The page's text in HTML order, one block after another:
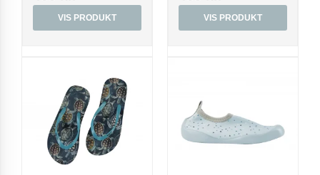
VIS PRODUKT VIS PRODUKT